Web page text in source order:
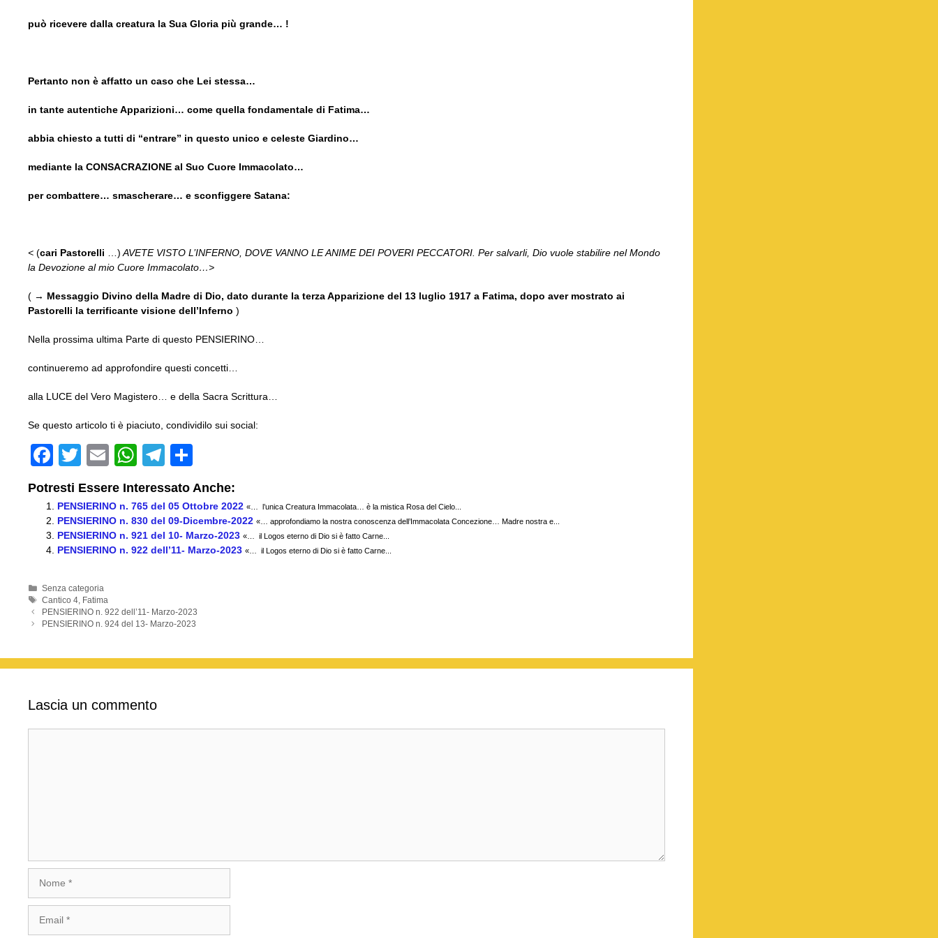
può ricevere dalla creatura la Sua Gloria più grande… !
Pertanto non è affatto un caso che Lei stessa…
in tante autentiche Apparizioni… come quella fondamentale di Fatima…
abbia chiesto a tutti di “entrare” in questo unico e celeste Giardino…
mediante la CONSACRAZIONE al Suo Cuore Immacolato…
per combattere… smascherare… e sconfiggere Satana:
< (cari Pastorelli …) AVETE VISTO L’INFERNO, DOVE VANNO LE ANIME DEI POVERI PECCATORI. Per salvarli, Dio vuole stabilire nel Mondo
la Devozione al mio Cuore Immacolato…>
( → Messaggio Divino della Madre di Dio, dato durante la terza Apparizione del 13 luglio 1917 a Fatima, dopo aver mostrato ai
Pastorelli la terrificante visione dell’Inferno )
Nella prossima ultima Parte di questo PENSIERINO…
continueremo ad approfondire questi concetti…
alla LUCE del Vero Magistero… e della Sacra Scrittura…
Se questo articolo ti è piaciuto, condividilo sui social:
F
c
e
b
o
k
T
wi
tt
er
E
m
ail
W
at
s
A
T
el
e
gr
a
o
n
di
vi
Potresti Essere Interessato Anche:
PENSIERINO n. 765 del 05 Ottobre 2022 «… l’unica Creatura Immacolata… è la mistica Rosa del Cielo...
PENSIERINO n. 830 del 09-Dicembre-2022 «… approfondiamo la nostra conoscenza dell’Immacolata Concezione… Madre nostra e...
PENSIERINO n. 921 del 10- Marzo-2023 «… il Logos eterno di Dio si è fatto Carne...
PENSIERINO n. 922 dell’11- Marzo-2023 «… il Logos eterno di Dio si è fatto Carne...
Categorie
Senza categoria
Tag
Cantico 4, Fatima
PENSIERINO n. 922 dell’11- Marzo-2023
PENSIERINO n. 924 del 13- Marzo-2023
Lascia un commento